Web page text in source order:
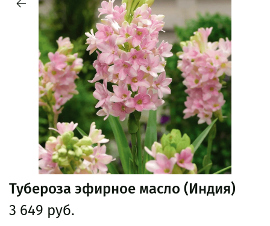
Тубероза эфирное масло (Индия)
3 649 руб.